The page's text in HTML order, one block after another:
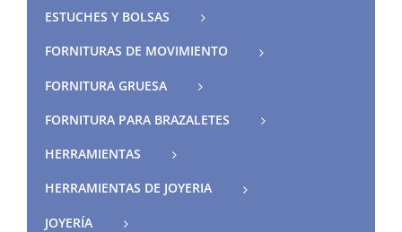
ESTUCHES Y BOLSAS
FORNITURAS DE MOVIMIENTO
FORNITURA GRUESA
FORNITURA PARA BRAZALETES
HERRAMIENTAS
HERRAMIENTAS DE JOYERIA
JOYERÍA